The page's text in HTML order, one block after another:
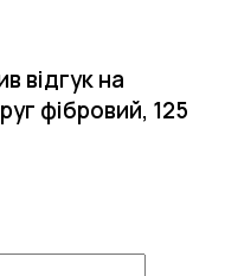
відгук на
фібровий, 125